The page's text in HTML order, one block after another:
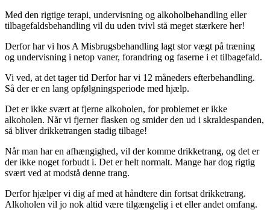
Med den rigtige terapi, undervisning og alkoholbehandling eller
tilbagefaldsbehandling vil du uden tvivl stå meget stærkere her!
Derfor har vi hos A Misbrugsbehandling lagt stor vægt på træning
og undervisning i netop vaner, forandring og faserne i et tilbagefald.
Vi ved, at det tager tid Derfor har vi 12 måneders efterbehandling.
Så der er en lang opfølgningsperiode med hjælp.
Det er ikke svært at fjerne alkoholen, for problemet er ikke
alkoholen. Når vi fjerner flasken og smider den ud i skraldespanden,
så bliver drikketrangen stadig tilbage!
Når man har en afhængighed, vil der komme drikketrang, og det er
der ikke noget forbudt i. Det er helt normalt. Mange har dog rigtig
svært ved at modstå denne trang.
Derfor hjælper vi dig af med at håndtere din fortsat drikketrang.
Alkoholen vil jo nok altid være tilgængelig i et eller andet omfang.